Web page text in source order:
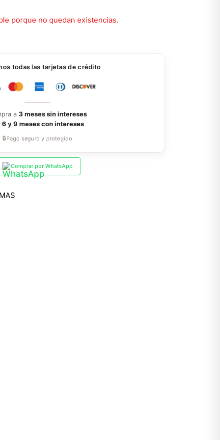
porque no quedan existencias.
todas las tarjetas de crédito
a 3 meses sin intereses
6 y 9 meses con intereses
🔒Pago seguro y protegido
Comprar por WhatsApp